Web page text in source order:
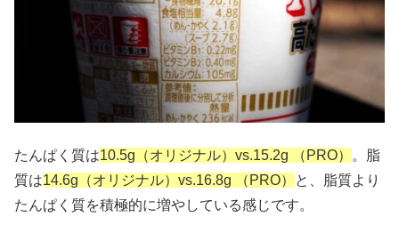
たんぱく質は10.5g（オリジナル）vs.15.2g （PRO）
。脂
質は14.6g（オリジナル）vs.16.8g （PRO）
と、脂質より
たんぱく質を積極的に増やしている感じです。